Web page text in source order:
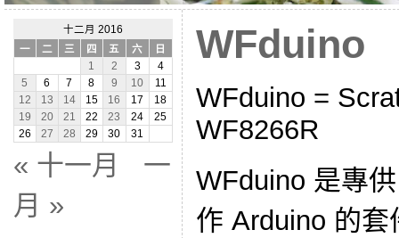
十二月 2016
一
二 三 四 五 六
日
1
2 3
4
5
6 7 8 9 10
11
12
13 14 15 16 17
18
19
20 21 22 23 24
25
26
27 28 29 30 31
« 十一月
一
月 »
WFduino
WFduino =
WF8266R
WFduino 是專
作 Arduino 的